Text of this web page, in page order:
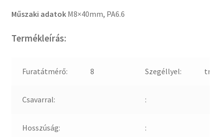
Műszaki adatok M8×40mm, PA6.6
Termékleírás:
Furatátmérő: 8 Szegéllyel: true
Csavarral: :
Hosszúság: :